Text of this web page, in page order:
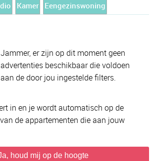
Kamer Eengezinswoning
Jammer, er zijn op dit moment geen
advertenties beschikbaar die voldoen
aan de door jou ingestelde filters.
in en je wordt automatisch op de
de appartementen die aan jouw
houd mij op de hoogte